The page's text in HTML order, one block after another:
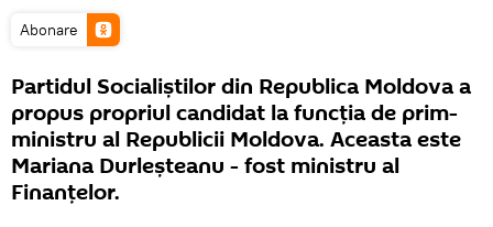
Abonare
Partidul Socialiștilor din Republica Moldova a
propus propriul candidat la funcția de prim-
ministru al Republicii Moldova. Aceasta este
Mariana Durleșteanu - fost ministru al
Finanțelor.